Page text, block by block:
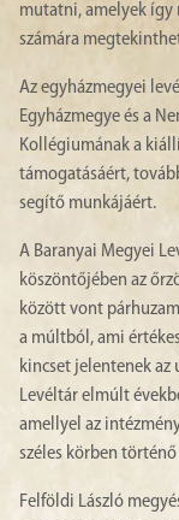
mutatni, amelyek így
számára
Az egyházmegyei
Egyházmegye és a
Kollégiumának a
támogatásáért,
segítő munkájáért.
A Baranyai Megyei
köszöntőjében az
között vont
a múltból, ami
kincset jelentenek az
Levéltár elmúlt
amellyel az
széles körben
Felföldi László